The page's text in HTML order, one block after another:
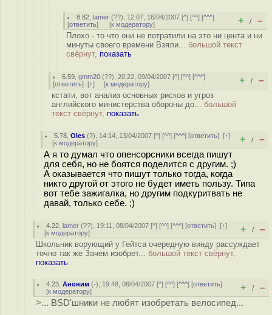
8.82 ,lamer (??), 12:07, 16/04/2007 [^] [^^] [^^^]
[ответить] [к модератору] + / –
Плохо - то что они не потратили на это ни цента и ни
минуты своего времени Взяли... большой текст
свёрнут, показать
6.59 ,gmm20 (??), 20:22, 09/04/2007 [^] [^^] [^^^]
[ответить] [↑] [к модератору] + / –
кстати, вот анализ основных рисков и угроз
английского министерства обороны до... большой
текст свёрнут, показать
5.78 ,Oles (?), 14:14, 13/04/2007 [^] [^^] [^^^] [ответить][↑]
[к модератору] + / –
А я то думал что опенсорсники всегда пишут
для себя, но не боятся поделится с другим. ;)
А оказывается что пишут только тогда, когда
никто другой от этого не будет иметь пользу. Типа
вот тебе зажигалка, но другим подкуритвать не
давай, только себе. ;)
4.22 ,lamer (??), 19:11, 08/04/2007 [^] [^^] [^^^] [ответить][↑]
[к модератору] + / –
Школьник ворующий у Гейтса очередную винду рассуждает
точно так же Зачем изобрет... большой текст свёрнут,
показать
4.23 ,Аноним (-), 19:48, 08/04/2007 [^] [^^] [^^^] [ответить]
[к модератору] + / –
>... BSD'шники не любят изобретать велосипед...